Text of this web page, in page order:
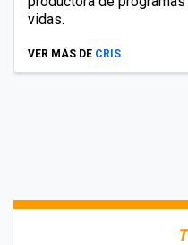
vidas.
VER MÁS DE CRIS